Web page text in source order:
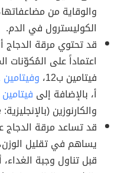
والوقاية من
الكوليسترول في الدم.
قد تحتوي مرقة الدجاج
اعتماداً على
فيتامين ب12،
أ، بالإضافة إلى
والكارنوزين (بالإنجليزية: Carnosine).
قد تساعد مرقة الدجاج
يساهم في تقليل
قبل تناول وجبة